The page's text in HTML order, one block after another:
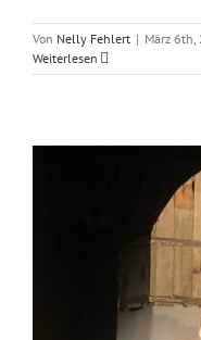
Von Nelly Fehlert | März 6th,
Weiterlesen